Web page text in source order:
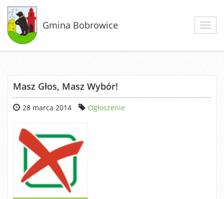
Gmina Bobrowice
Masz Głos, Masz Wybór!
28 marca 2014 Ogłoszenie